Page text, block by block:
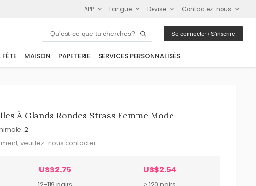
APP Langue Devise Contactez-nous
Se connecter / S'inscrire
FÊTE MAISON PAPETERIE SERVICES PERSONNALISÉS
À Glands Rondes Strass Femme Mode
2
veuillez nous contacter
US$2.75 US$2.54